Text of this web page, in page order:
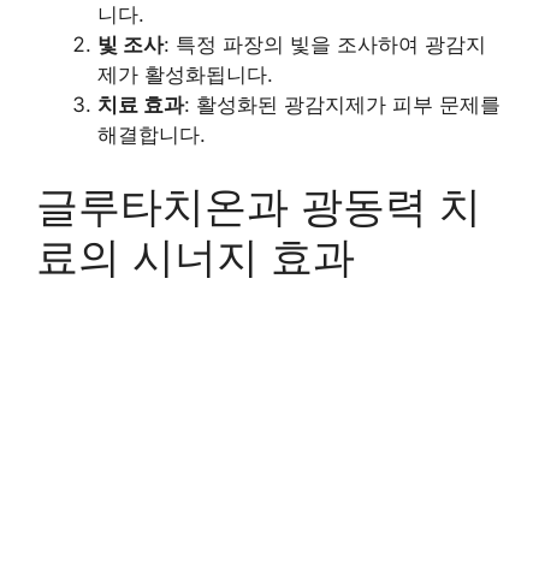
니다.
빛 조사: 특정 파장의 빛을 조사하여 광감지
제가 활성화됩니다.
치료 효과: 활성화된 광감지제가 피부 문제를
해결합니다.
글루타치온과 광동력 치
료의 시너지 효과